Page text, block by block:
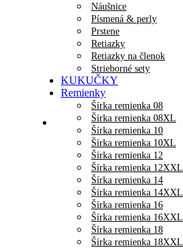
Náušnice
Písmená & perly
Prstene
Retiazky
Retiazky na členok
Strieborné sety
KUKUČKY
Remienky
Šírka remienka 08
Šírka remienka 08XL
Šírka remienka 10
Šírka remienka 10XL
Šírka remienka 12
Šírka remienka 12XXL
Šírka remienka 14
Šírka remienka 14XXL
Šírka remienka 16
Šírka remienka 16XXL
Šírka remienka 18
Šírka remienka 18XXL